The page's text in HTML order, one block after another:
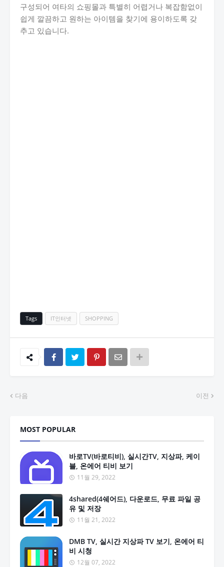
구성되어 여타의 쇼핑몰과 특별히 어렵거나 복잡함없이
쉽게 깔끔하고 원하는 아이템을 찾기에 용이하도록 갖
추고 있습니다.
Tags IT인터넷 SHOPPING
다음 이전
MOST POPULAR
바로TV(바로티비), 실시간TV, 지상파, 케이
블, 온에어 티비 보기
11월 29, 2022
4shared(4쉐어드), 다운로드, 무료 파일 공
유 및 저장
11월 21, 2022
DMB TV, 실시간 지상파 TV 보기, 온에어 티
비 시청
12월 07, 2022